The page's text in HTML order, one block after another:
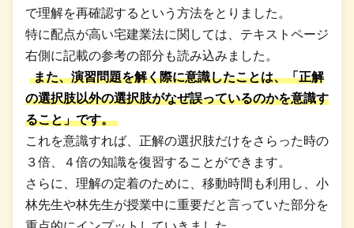
で理解を再確認するという方法をとりました。
特に配点が高い宅建業法に関しては、テキストページ
右側に記載の参考の部分も読み込みました。
また、演習問題を解く際に意識したことは、「正解
の選択肢以外の選択肢がなぜ誤っているのかを意識す
ること」です。
これを意識すれば、正解の選択肢だけをさらった時の
３倍、４倍の知識を復習することができます。
さらに、理解の定着のために、移動時間も利用し、小
林先生や林先生が授業中に重要だと言っていた部分を